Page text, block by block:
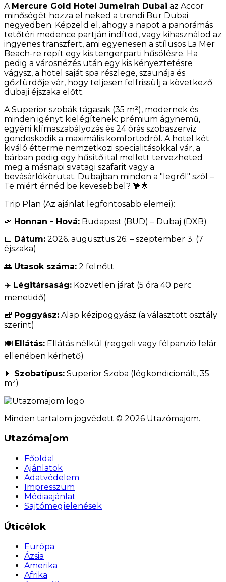
A Mercure Gold Hotel Jumeirah Dubai az Accor
minőségét hozza el neked a trendi Bur Dubai
negyedben. Képzeld el, ahogy a napot a panorámás
tetőtéri medence partján indítod, vagy kihasználod az
ingyenes transzfert, ami egyenesen a stílusos La Mer
Beach-re repít egy kis tengerparti hűsölésre. Ha
pedig a városnézés után egy kis kényeztetésre
vágysz, a hotel saját spa részlege, szaunája és
gőzfürdője vár, hogy teljesen felfrissülj a következő
dubaji éjszaka előtt.
A Superior szobák tágasak (35 m²), modernek és
minden igényt kielégítenek: prémium ágynemű,
egyéni klímaszabályozás és 24 órás szobaszerviz
gondoskodik a maximális komfortodról. A hotel két
kiváló étterme nemzetközi specialitásokkal vár, a
bárban pedig egy hűsítő ital mellett tervezheted
meg a másnapi sivatagi szafarit vagy a
bevásárlókörutat. Dubajban minden a "legről" szól –
Te miért érnéd be kevesebbel? 🐪🌟
Trip Plan (Az ajánlat legfontosabb elemei):
🛫 Honnan - Hová: Budapest (BUD) – Dubaj (DXB)
📅 Dátum: 2026. augusztus 26. – szeptember 3. (7
éjszaka)
👥 Utasok száma: 2 felnőtt
✈️ Légitársaság: Közvetlen járat (5 óra 40 perc
menetidő)
🎒 Poggyász: Alap kézipoggyász (a választott osztály
szerint)
🍽️ Ellátás: Ellátás nélkül (reggeli vagy félpanzió felár
ellenében kérhető)
🚪 Szobatípus: Superior Szoba (légkondicionált, 35
m²)
Minden tartalom jogvédett © 2026 Utazómajom.
Utazómajom
Főoldal
Ajánlatok
Adatvédelem
Impresszum
Médiaajánlat
Sajtómegjelenések
Úticélok
Európa
Ázsia
Amerika
Afrika